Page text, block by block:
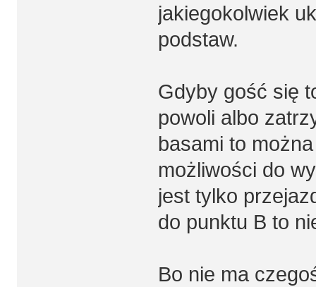
jakiegokolwiek
podstaw.
Gdyby gość się
powoli albo
basami to
możliwości do
jest tylko
do punktu B to
Bo nie ma